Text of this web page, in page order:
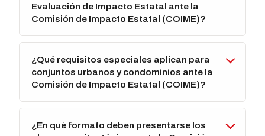
Evaluación de Impacto Estatal ante la
Comisión de Impacto Estatal (COIME)?
¿Qué requisitos especiales aplican para
conjuntos urbanos y condominios ante la
Comisión de Impacto Estatal (COIME)?
¿En qué formato deben presentarse los